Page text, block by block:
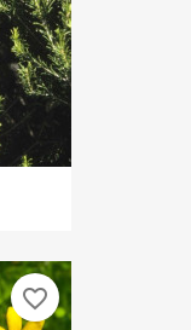
favorite_border